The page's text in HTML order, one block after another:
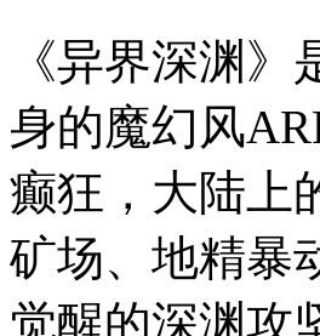
《异界深渊
身的魔幻风
癫狂，大陆上
矿场、地精
觉醒的深渊攻